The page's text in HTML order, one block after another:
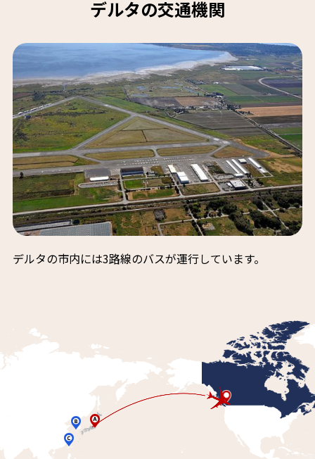
デルタの交通機関
デルタの市内には3路線のバスが運行しています。